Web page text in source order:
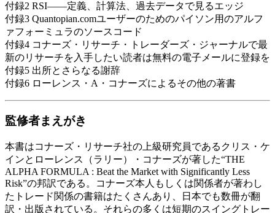
付録2 RSI――定義、計算法、過去データで見るエッジ
付録3 Quantopian.comユーザーのためのパイソン用のアルフ
ァフォーミュラのソースコード
付録4 コナーズ・リサーチ・トレーダーズ・ジャーナルで最
新のリサーチを入手したい読者は無料の電子メールに登録を
付録5 出所とさらなる謝辞
付録6 ローレンス・A・コナーズによるその他の著書
監修者まえがき
本書はコナーズ・リサーチ社の上級研究員であるクリス・ケ
インとローレンス（ラリー）・コナーズが著した“THE
ALPHA FORMULA : Beat the Market with Significantly Less
Risk”の邦訳である。コナーズ本人もしくは関係者が著わし
たトレード関係の書籍はたくさんあり、日本でも数冊が翻
訳・出版されている。それらの多くは短期のスイングトレー